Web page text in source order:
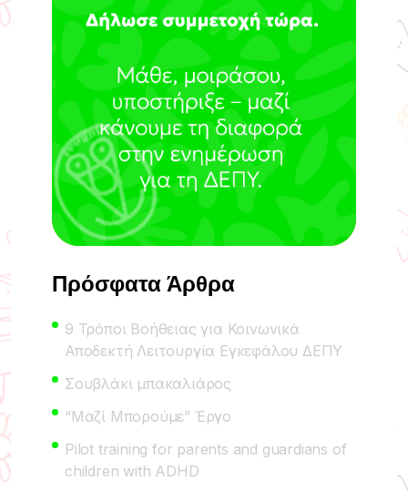
Πρόσφατα Άρθρα
9 Τρόποι Βοήθειας για Κοινωνικά
Αποδεκτή Λειτουργία Εγκεφάλου ΔΕΠΥ
Σουβλάκι μπακαλιάρος
“Μαζί Μπορούμε” Έργο
Pilot training for parents and guardians of
children with ADHD